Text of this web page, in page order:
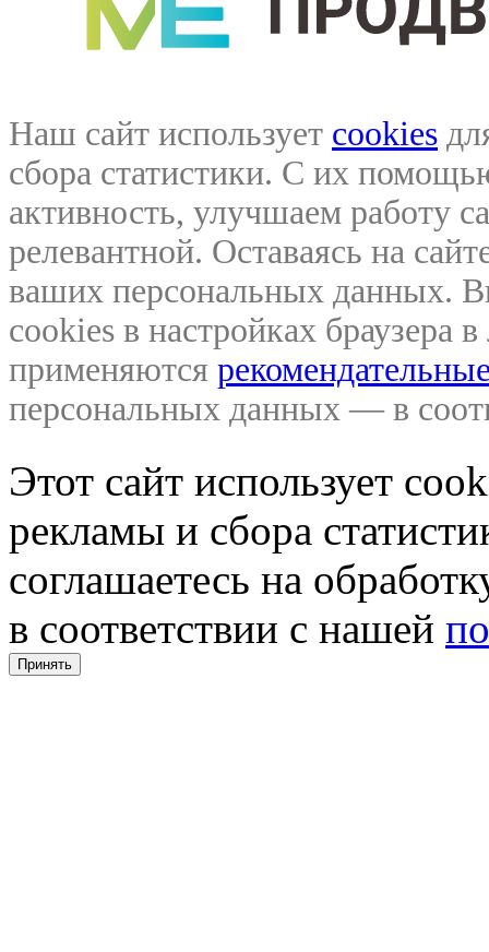
Наш сайт использует cookies
сбора статистики. С их
активность, улучшаем работу
релевантной. Оставаясь на
ваших персональных данных.
cookies в настройках браузера
применяются
персональных данных — в
Этот сайт использует
рекламы и сбора
соглашаетесь на
в соответствии с нашей
Принять